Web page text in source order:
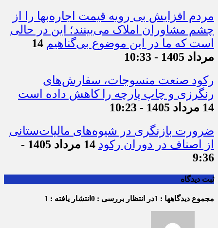
مردم افزایش بی رویه قیمت اجاره‌بها را از
چشم مشاوران املاک می‌بینند؛ این در حالی
است که ما در این موضوع بی‌گناهیم 14
مرداد 1405 - 10:33
رکود صنعت منسوجات، سفارش‌های
رنگرزی و چاپ پارچه را کاهش داده است
14 مرداد 1405 - 10:23
ضرورت بازنگری در شیوه‌های مالیات‌ستانی
از اصناف در دوران رکود
14 مرداد 1405 -
9:36
ثبت دیدگاه
مجموع دیدگاهها : 1 در انتظار بررسی : 0 انتشار یافته : 1